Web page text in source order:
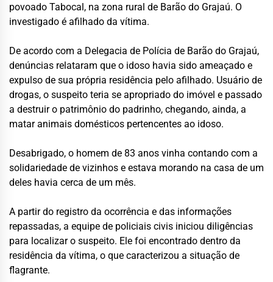
povoado Tabocal, na zona rural de Barão do Grajaú. O
investigado é afilhado da vítima.
De acordo com a Delegacia de Polícia de Barão do Grajaú,
denúncias relataram que o idoso havia sido ameaçado e
expulso de sua própria residência pelo afilhado. Usuário de
drogas, o suspeito teria se apropriado do imóvel e passado
a destruir o patrimônio do padrinho, chegando, ainda, a
matar animais domésticos pertencentes ao idoso.
Desabrigado, o homem de 83 anos vinha contando com a
solidariedade de vizinhos e estava morando na casa de um
deles havia cerca de um mês.
A partir do registro da ocorrência e das informações
repassadas, a equipe de policiais civis iniciou diligências
para localizar o suspeito. Ele foi encontrado dentro da
residência da vítima, o que caracterizou a situação de
flagrante.